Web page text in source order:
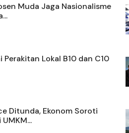
Muda Jaga Nasionalisme
Lokal B10 dan C10
Ditunda, Ekonom Soroti